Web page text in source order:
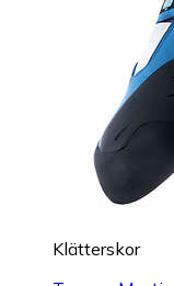
Klätterskor